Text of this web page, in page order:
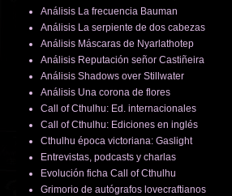
Análisis La frecuencia Bauman
Análisis La serpiente de dos cabezas
Análisis Máscaras de Nyarlathotep
Análisis Reputación señor Castiñeira
Análisis Shadows over Stillwater
Análisis Una corona de flores
Call of Cthulhu: Ed. internacionales
Call of Cthulhu: Ediciones en inglés
Cthulhu época victoriana: Gaslight
Entrevistas, podcasts y charlas
Evolución ficha Call of Cthulhu
Grimorio de autógrafos lovecraftianos